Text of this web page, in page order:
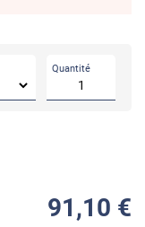
Quantité
91 ,10 €